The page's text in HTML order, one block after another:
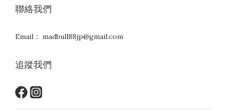
聯絡我們
Email： madbull88jp@gmail.com
追蹤我們